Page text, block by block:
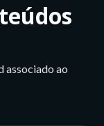
associado ao